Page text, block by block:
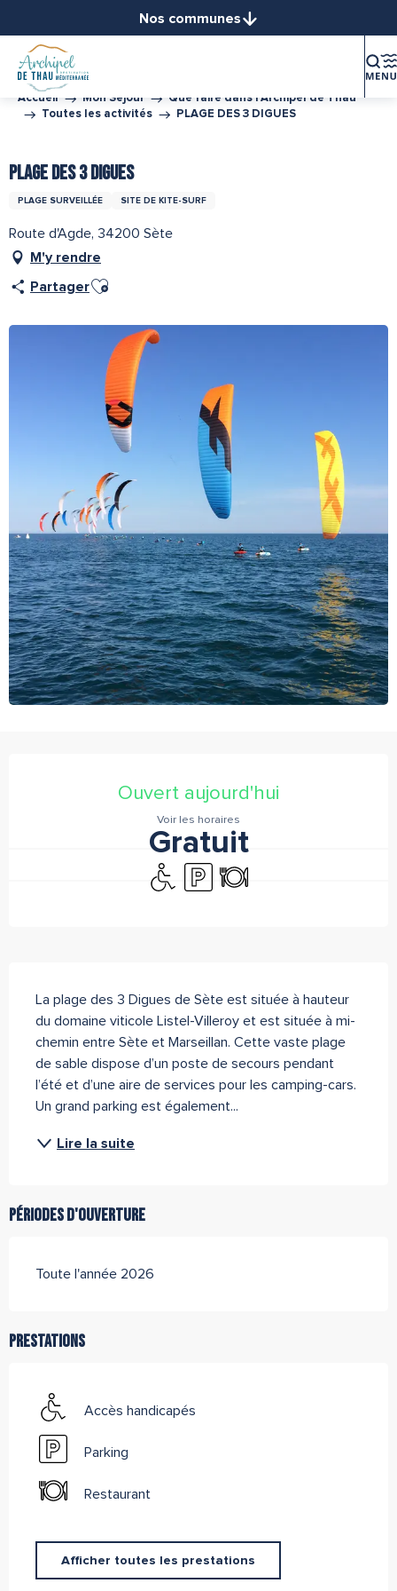
contenu
principal
Nos communes
Bouzigues
Frontignan
Vic-la-Gardiole
Accueil Mon Séjour
Que faire dans l’Archipel de Thau
Toutes les activités
PLAGE DES 3 DIGUES
PLAGE DES 3 DIGUES
PLAGE SURVEILLÉE SITE DE KITE-SURF
Route d'Agde, 34200 Sète
M'y rendre
PartagerAjouter aux favoris
Ouverture et coordonnées
Ouvert aujourd'hui
Voir les horaires
Gratuit
Accès handicapés
ParkingRestaurant
Description
La plage des 3 Digues de Sète est située à hauteur
du domaine viticole Listel-Villeroy et est située à mi-
chemin entre Sète et Marseillan. Cette vaste plage
de sable dispose d’un poste de secours pendant
l’été et d’une aire de services pour les camping-cars.
Un grand parking est également...
Lire la suite
Périodes d'ouverture
Toute l'année 2026
Prestations
Accès handicapés
Parking
Restaurant
Afficher toutes les prestations